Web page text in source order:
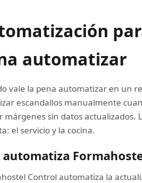
automatizar
vale la pena automatizar en un
escandallos manualmente
márgenes sin datos
el servicio y la cocina.
automatiza
Control automatiza la